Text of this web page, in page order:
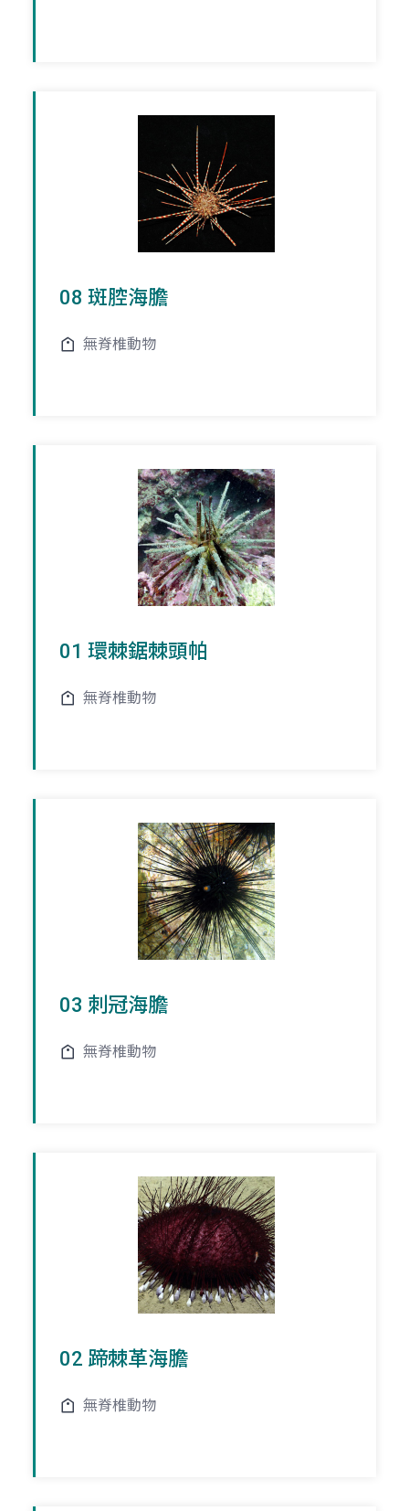
08 斑腔海膽
無脊椎動物
01 環棘鋸棘頭帕
無脊椎動物
03 刺冠海膽
無脊椎動物
02 蹄棘革海膽
無脊椎動物